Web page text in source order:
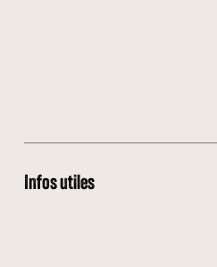
Infos utiles